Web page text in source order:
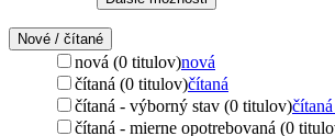
Nové / čítané
nová (0 titulov)nová
čítaná (0 titulov)čítaná
čítaná - výborný stav (0 titulov)
čítaná - mierne opotrebovaná (0